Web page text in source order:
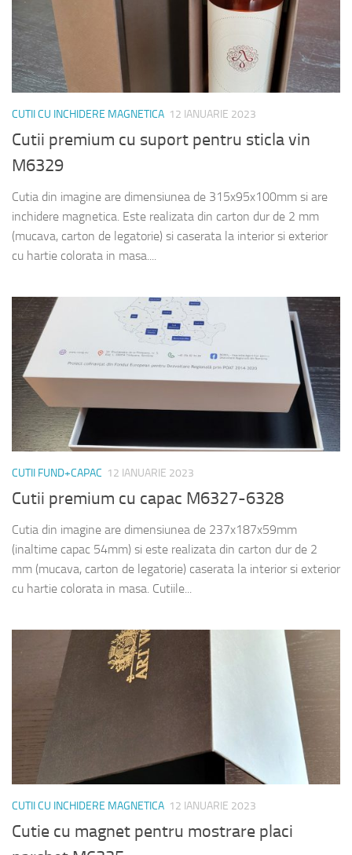
CUTII CU INCHIDERE MAGNETICA 12 IANUARIE 2023
Cutii premium cu suport pentru sticla vin
M6329
Cutia din imagine are dimensiunea de 315x95x100mm si are
inchidere magnetica. Este realizata din carton dur de 2 mm
(mucava, carton de legatorie) si caserata la interior si exterior
cu hartie colorata in masa....
CUTII FUND+CAPAC 12 IANUARIE 2023
Cutii premium cu capac M6327-6328
Cutia din imagine are dimensiunea de 237x187x59mm
(inaltime capac 54mm) si este realizata din carton dur de 2
mm (mucava, carton de legatorie) caserata la interior si exterior
cu hartie colorata in masa. Cutiile...
CUTII CU INCHIDERE MAGNETICA 12 IANUARIE 2023
Cutie cu magnet pentru mostrare placi